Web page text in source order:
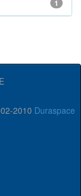
1
2010 Duraspace